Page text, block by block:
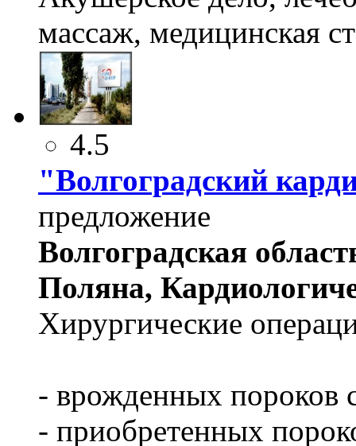
массаж, медицинская
4.5
"Волгоградский
предложение
Волгоградская
Поляна,
Хирургические
- врожденных пороков
- приобретенных